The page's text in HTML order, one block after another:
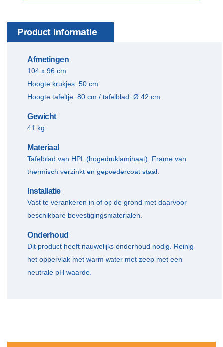
Product informatie
Afmetingen
104 x 96 cm
Hoogte krukjes: 50 cm
Hoogte tafeltje: 80 cm / tafelblad: Ø 42 cm
Gewicht
41 kg
Materiaal
Tafelblad van HPL (hogedruklaminaat). Frame van
thermisch verzinkt en gepoedercoat staal.
Installatie
Vast te verankeren in of op de grond met daarvoor
beschikbare bevestigingsmaterialen.
Onderhoud
Dit product heeft nauwelijks onderhoud nodig. Reinig
het oppervlak met warm water met zeep met een
neutrale pH waarde.